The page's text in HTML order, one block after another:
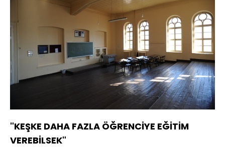
"KEŞKE DAHA FAZLA ÖĞRENCİYE EĞİTİM
VEREBİLSEK"